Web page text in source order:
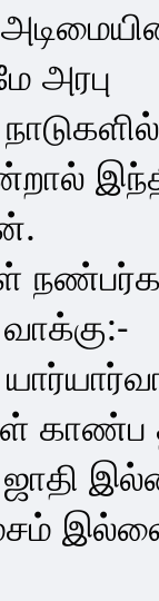
அரபு
காண்ப